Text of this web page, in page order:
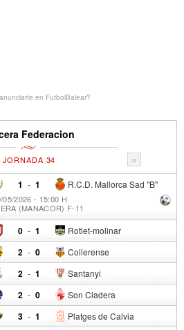
en FutbolBalear?
Federacion
»
JORNADA 34
1 - R.C.D. Mallorca Sad "B"
1
05/2026 - 15:00 H
(MANACOR) F-11
0 - Rotlet-molinar
1
2 - Collerense
0
2 - Santanyi
1
2 - Son Cladera
0
3 - Platges de Calvia
1